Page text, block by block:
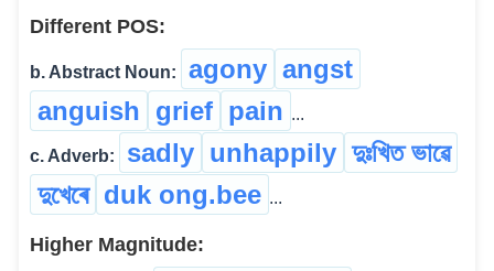
Different POS:
b. Abstract Noun: agony angst
anguish grief pain ...
c. Adverb: sadly unhappily দুঃখিত ভাৱে
দুখেৰে duk ong.bee ...
Higher Magnitude: